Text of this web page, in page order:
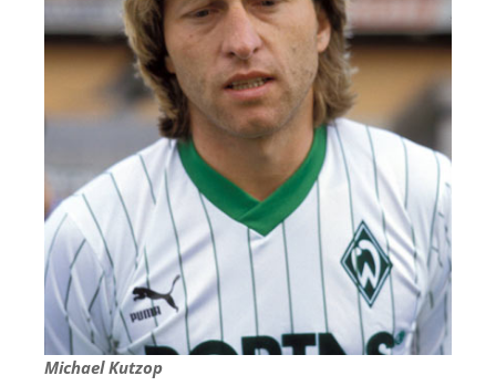
Michael Kutzop